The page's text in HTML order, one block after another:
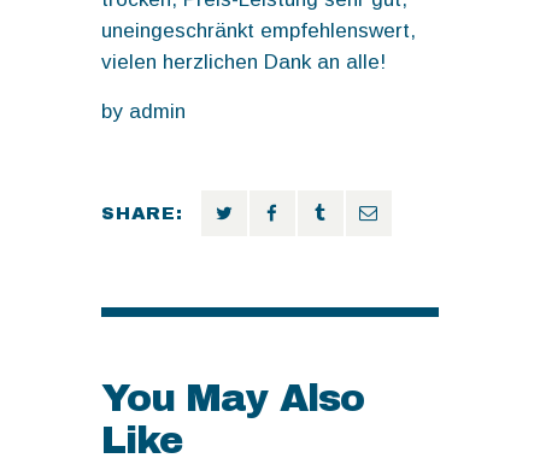
uneingeschränkt empfehlenswert,
vielen herzlichen Dank an alle!
by admin
SHARE:
You May Also
Like